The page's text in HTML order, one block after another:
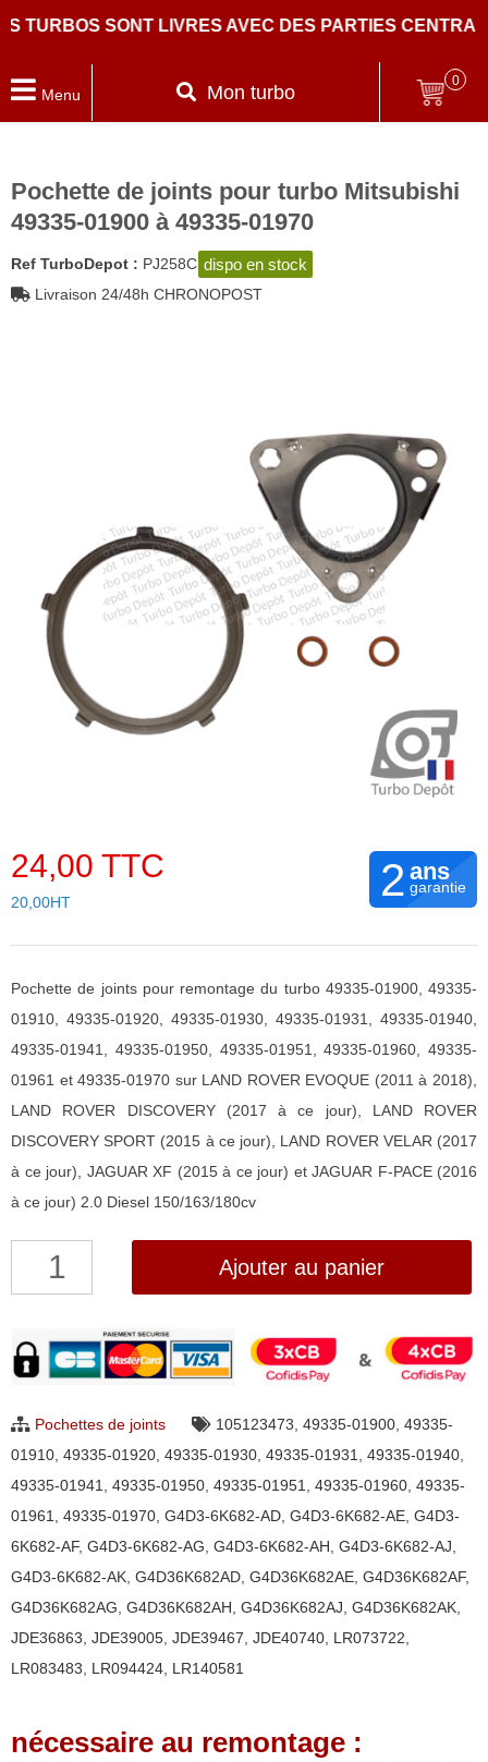
SONT LIVRES AVEC DES PARTIES
Menu Mon turbo
0
Pochette de joints pour turbo Mitsubishi
49335-01900 à 49335-01970
Ref TurboDepot : PJ258C dispo en stock
Livraison 24/48h CHRONOPOST
24,00 TTC
20,00HT 2 ans
garantie
Pochette de joints pour remontage du turbo 49335-01900, 49335-
01910, 49335-01920, 49335-01930, 49335-01931, 49335-01940,
49335-01941, 49335-01950, 49335-01951, 49335-01960, 49335-
01961 et 49335-01970 sur LAND ROVER EVOQUE (2011 à 2018),
LAND ROVER DISCOVERY (2017 à ce jour), LAND ROVER
DISCOVERY SPORT (2015 à ce jour), LAND ROVER VELAR (2017
à ce jour), JAGUAR XF (2015 à ce jour) et JAGUAR F-PACE (2016
à ce jour) 2.0 Diesel 150/163/180cv
quantité
de
joints
turbo
Mitsubishi
Ajouter au panier
Pochettes de joints 105123473, 49335-01900, 49335-
01910, 49335-01920, 49335-01930, 49335-01931, 49335-01940,
49335-01941, 49335-01950, 49335-01951, 49335-01960, 49335-
01961, 49335-01970, G4D3-6K682-AD, G4D3-6K682-AE, G4D3-
6K682-AF, G4D3-6K682-AG, G4D3-6K682-AH, G4D3-6K682-AJ,
G4D3-6K682-AK, G4D36K682AD, G4D36K682AE, G4D36K682AF,
G4D36K682AG, G4D36K682AH, G4D36K682AJ, G4D36K682AK,
JDE36863, JDE39005, JDE39467, JDE40740, LR073722,
LR083483, LR094424, LR140581
nécessaire au remontage :